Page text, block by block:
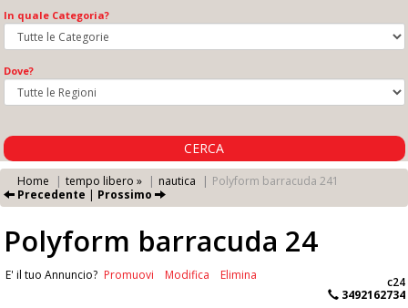
In quale Categoria?
Dove?
CERCA
Home tempo libero » nautica
Polyform barracuda 241
Precedente | Prossimo
Polyform barracuda 24
c24
3492162734
E' il tuo Annuncio? Promuovi Modifica Elimina